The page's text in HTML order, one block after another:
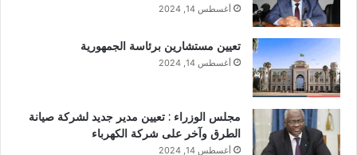
أغسطس 14, 2024
تعيين مستشارين برئاسة الجمهورية
أغسطس 14, 2024
مجلس الوزراء : تعيين مدير جديد لشركة صيانة
الطرق وآخر على شركة الكهرباء
أغسطس 14, 2024